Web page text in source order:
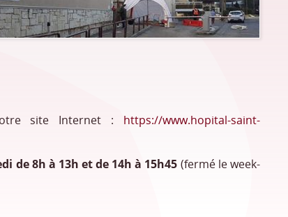
site Internet : https://www.hopital-saint-
de 8h à 13h et de 14h à 15h45 (fermé le week-